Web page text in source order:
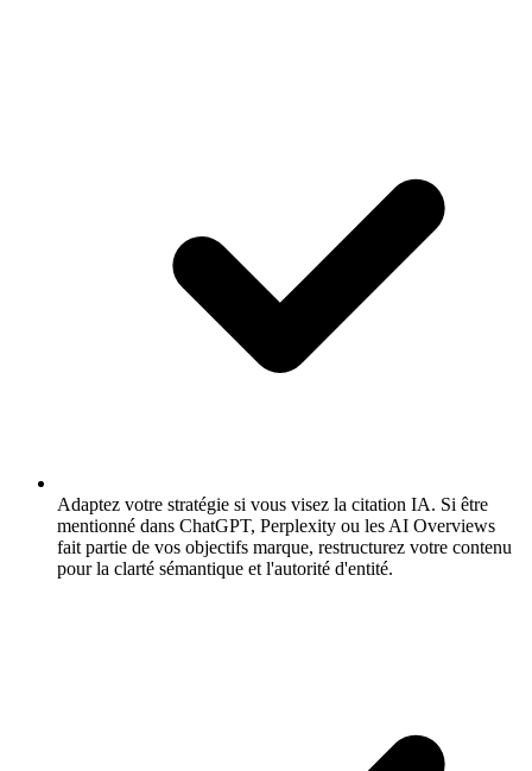
Adaptez votre stratégie si vous visez la citation IA. Si être
mentionné dans ChatGPT, Perplexity ou les AI Overviews
fait partie de vos objectifs marque, restructurez votre contenu
pour la clarté sémantique et l'autorité d'entité.